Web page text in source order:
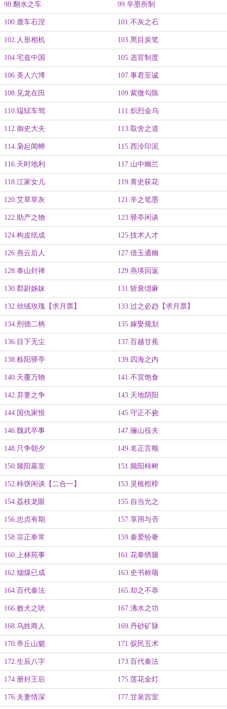
98.翻水之车 99.辛墨所制
100.鹿车石涅 101.不灰之石
102.人形相机 103.黑目炭笔
104.宅兹中国 105.选官制度
106.美人六博 107.事君至诚
108.见龙在田 109.紫微勾陈
110.辒辌车驾 111.炽烈金乌
112.御史大夫 113.取舍之道
114.枭起闻蝉 115.西泠印泥
116.天时地利 117.山中幽兰
118.江家女儿 119.青史荻花
120.艾草草灰 121.辛之笔墨
122.助产之物 123.驿亭闲谈
124.构皮纸成 125.技术人才
126.燕云后人 127.借玉通幽
128.泰山封禅 129.燕瑛回返
130.郡尉姊妹 131.斩衰缌麻
132.丝绒玫瑰【求月票】 133.过之必趋【求月票】
134.刑德二柄 135.嫁娶规划
136.目下无尘 137.百越甘蕉
138.栎阳驿亭 139.四海之内
140.天覆万物 141.不宜饱食
142.弃妻之争 143.天地阴阳
144.国仇家恨 145.守正不挠
146.魏武卒事 147.骊山役夫
148.只争朝夕 149.名正言顺
150.频阳墓室 151.频阳柿树
152.柿饼闲谈【二合一】 153.灵柩棺椁
154.荔枝龙眼 155.自当允之
156.忠贞有期 157.享用与否
158.宗正奉常 159.秦爱纷奢
160.上林苑事 161.花拳绣腿
162.烟煤已成 163.史书称颂
164.百代秦法 165.却之不恭
166.败犬之吠 167.沸水之功
168.乌姓商人 169.丹砂矿脉
170.帝丘山魈 171.驭民五术
172.生辰八字 173.百代秦法
174.册封王后 175.莲花金灯
176.夫妻情深 177.甘泉宫室